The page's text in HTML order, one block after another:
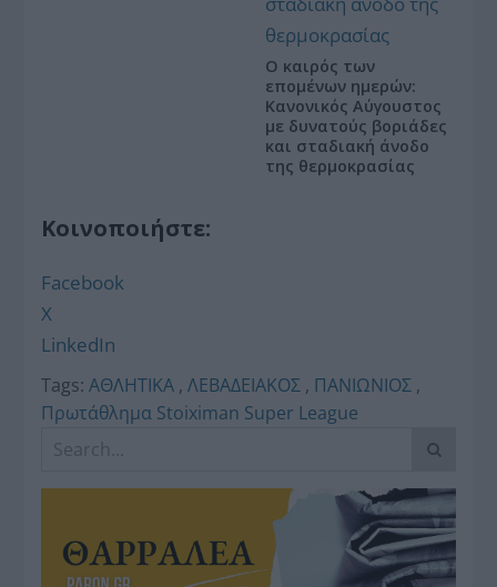
Ο καιρός των
επομένων ημερών:
Κανονικός Αύγουστος
με δυνατούς βοριάδες
και σταδιακή άνοδο
της θερμοκρασίας
Κοινοποιήστε:
Facebook
X
LinkedIn
Tags: ΑΘΛΗΤΙΚΑ ,ΛΕΒΑΔΕΙΑΚΟΣ , ΠΑΝΙΩΝΙΟΣ ,
Πρωτάθλημα Stoiximan Super League